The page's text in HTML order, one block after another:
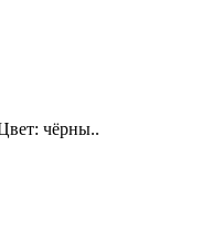
чёрны..